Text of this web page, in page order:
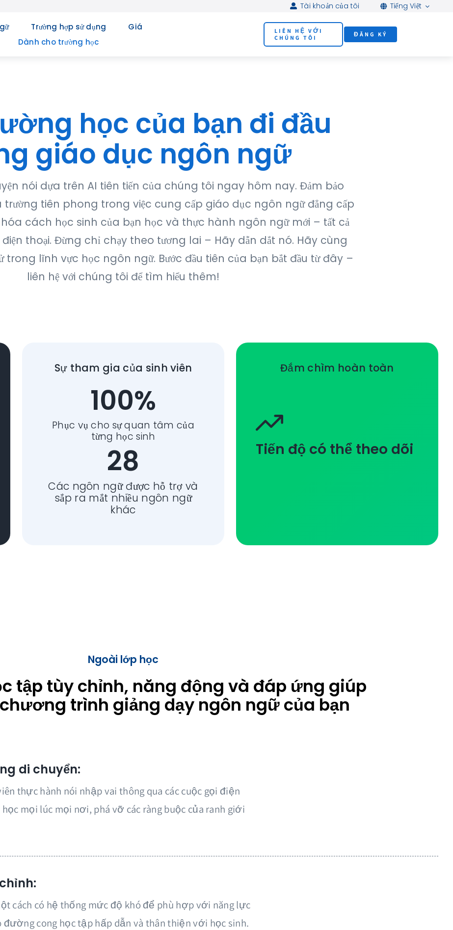
Tài khoản của tôi Tiếng Việt
Trường hợp sử dụng
Giá
Dành cho trường học
LIÊN HỆ VỚI
CHÚNG TÔI
ĐĂNG KÝ
học của bạn đi đầu
giáo dục ngôn ngữ
nói dựa trên AI tiên tiến của chúng tôi ngay hôm nay. Đảm bảo
trường tiên phong trong việc cung cấp giáo dục ngôn ngữ đẳng cấp
cách học sinh của bạn học và thực hành ngôn ngữ mới – tất cả
thoại. Đừng chỉ chạy theo tương lai – Hãy dẫn dắt nó. Hãy cùng
lĩnh vực học ngôn ngữ. Bước đầu tiên của bạn bắt đầu từ đây –
liên hệ với chúng tôi để tìm hiểu thêm!
Sự tham gia của sinh viên
100%
Phục vụ cho sự quan tâm của
từng học sinh
28
Các ngôn ngữ được hỗ trợ và
sắp ra mắt nhiều ngôn ngữ
khác
Đắm chìm hoàn toàn
Tiến độ có thể theo dõi
Ngoài lớp học
tập tùy chỉnh, năng động và đáp ứng giúp
chương trình giảng dạy ngôn ngữ của bạn
di chuyển:
thực hành nói nhập vai thông qua các cuộc gọi điện
mọi lúc mọi nơi, phá vỡ các ràng buộc của ranh giới
cách có hệ thống mức độ khó để phù hợp với năng lực
đường cong học tập hấp dẫn và thân thiện với học sinh.